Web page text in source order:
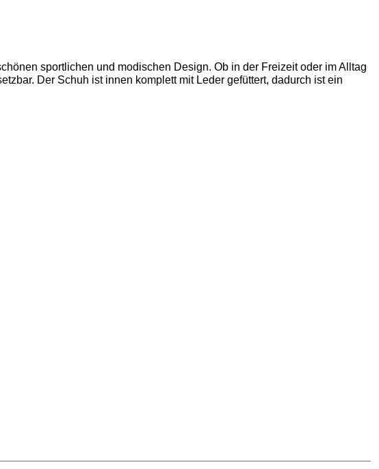
sportlichen und modischen Design. Ob in der Freizeit oder im Alltag
Der Schuh ist innen komplett mit Leder gefüttert, dadurch ist ein